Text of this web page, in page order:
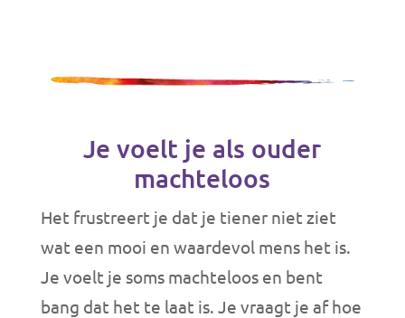
Je voelt je als ouder
machteloos
Het frustreert je dat je tiener niet ziet
wat een mooi en waardevol mens het is.
Je voelt je soms machteloos en bent
bang dat het te laat is. Je vraagt je af hoe